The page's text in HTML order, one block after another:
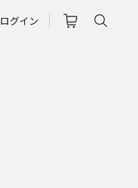
ログイン